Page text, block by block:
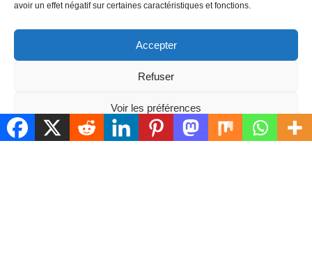
avoir un effet négatif sur certaines caractéristiques et fonctions.
Accepter
Refuser
Voir les préférences
IMOBOOK
Tél.:04 30 17 30 87